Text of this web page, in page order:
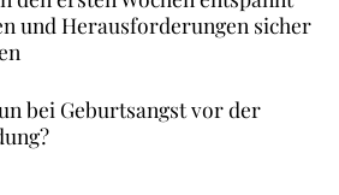
und Herausforderungen sicher
bei Geburtsangst vor der